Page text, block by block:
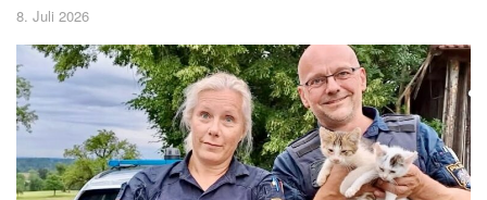
8. Juli 2026